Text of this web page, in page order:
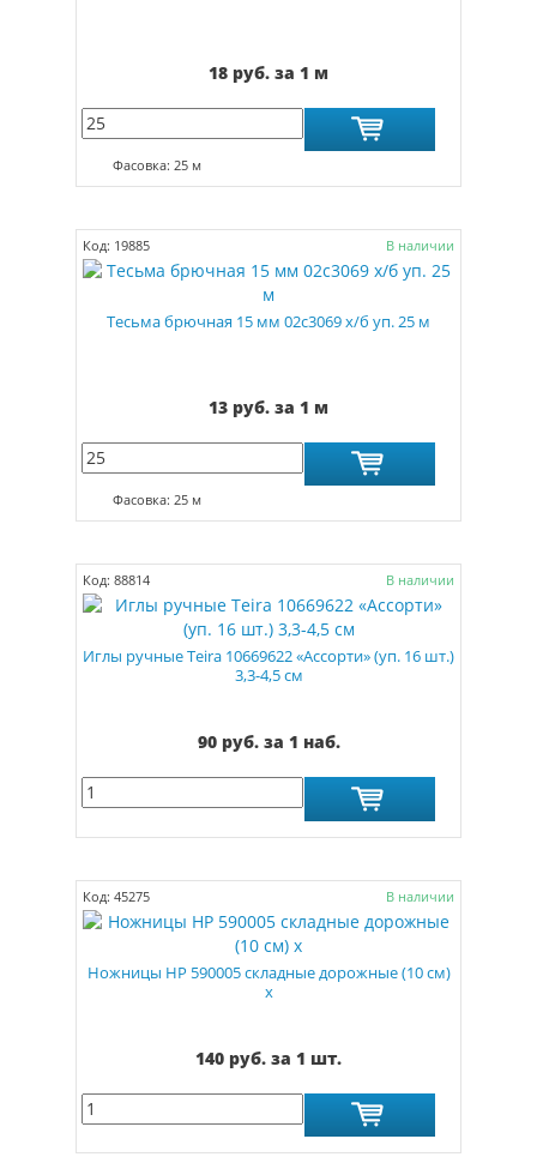
18 руб. за 1 м
Фасовка: 25 м
Код: 19885 В наличии
Тесьма брючная 15 мм 02с3069 х/б уп. 25 м
13 руб. за 1 м
Фасовка: 25 м
Код: 88814 В наличии
Иглы ручные Teira 10669622 «Ассорти» (уп. 16 шт.)
3,3-4,5 см
90 руб. за 1 наб.
Код: 45275 В наличии
Ножницы HP 590005 складные дорожные (10 см)
х
140 руб. за 1 шт.